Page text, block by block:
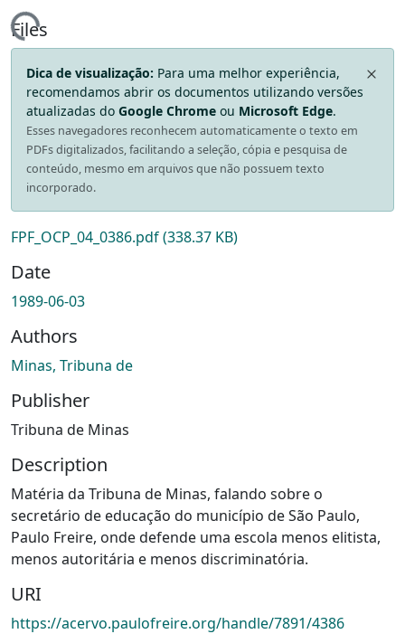
Files
Dica de visualização: Para uma melhor experiência,
recomendamos abrir os documentos utilizando versões
atualizadas do Google Chrome ou Microsoft Edge.
Esses navegadores reconhecem automaticamente o texto em
PDFs digitalizados, facilitando a seleção, cópia e pesquisa de
conteúdo, mesmo em arquivos que não possuem texto
incorporado.
FPF_OCP_04_0386.pdf(338.37 KB)
Date
1989-06-03
Authors
Minas, Tribuna de
Publisher
Tribuna de Minas
Description
Matéria da Tribuna de Minas, falando sobre o
secretário de educação do município de São Paulo,
Paulo Freire, onde defende uma escola menos elitista,
menos autoritária e menos discriminatória.
URI
https://acervo.paulofreire.org/handle/7891/4386